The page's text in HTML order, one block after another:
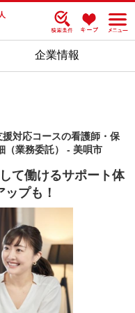
企業情報
対応コースの看護師・保
（業務委託） - 美唄市
て働けるサポート体
プも！